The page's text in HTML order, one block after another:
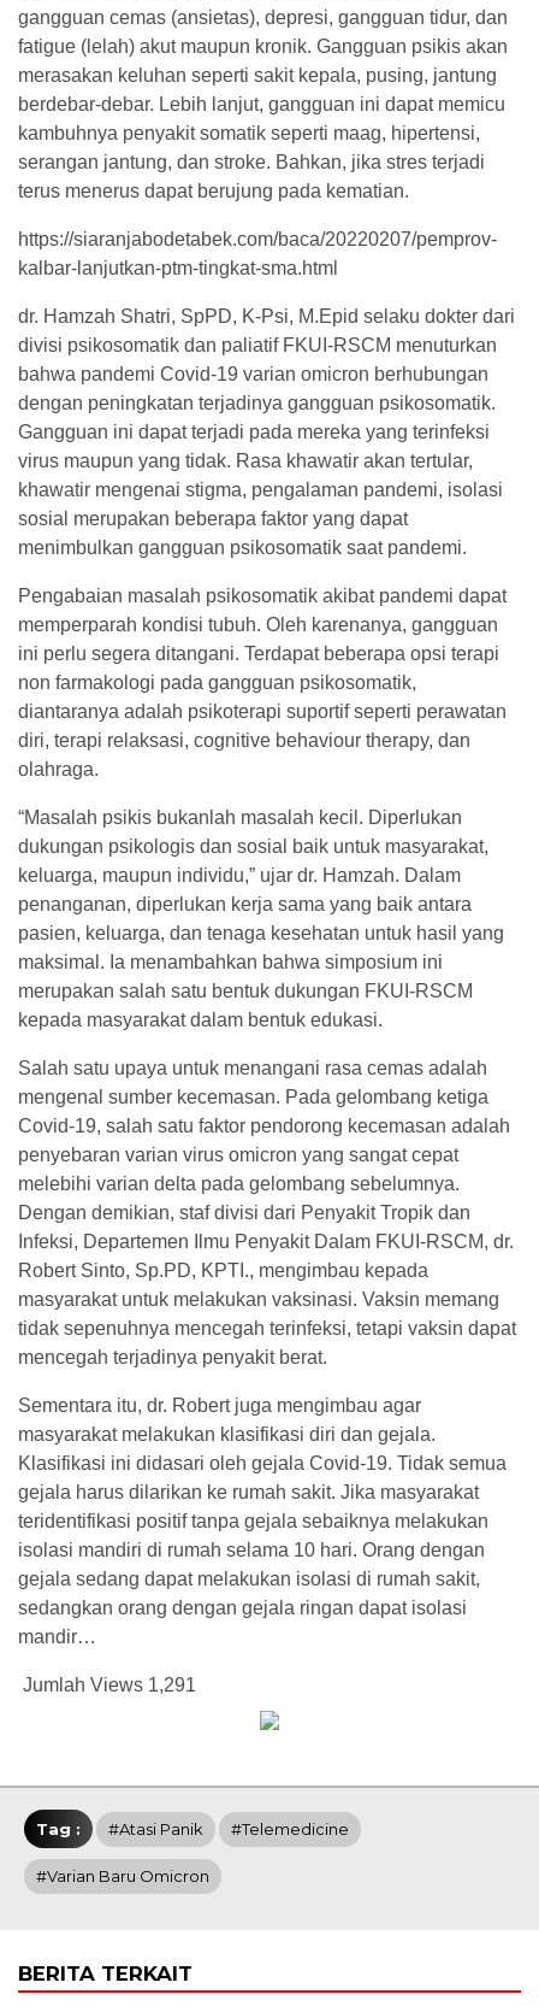
gangguan cemas (ansietas), depresi, gangguan tidur, dan
fatigue (lelah) akut maupun kronik. Gangguan psikis akan
merasakan keluhan seperti sakit kepala, pusing, jantung
berdebar-debar. Lebih lanjut, gangguan ini dapat memicu
kambuhnya penyakit somatik seperti maag, hipertensi,
serangan jantung, dan stroke. Bahkan, jika stres terjadi
terus menerus dapat berujung pada kematian.
https://siaranjabodetabek.com/baca/20220207/pemprov-
kalbar-lanjutkan-ptm-tingkat-sma.html
dr. Hamzah Shatri, SpPD, K-Psi, M.Epid selaku dokter dari
divisi psikosomatik dan paliatif FKUI-RSCM menuturkan
bahwa pandemi Covid-19 varian omicron berhubungan
dengan peningkatan terjadinya gangguan psikosomatik.
Gangguan ini dapat terjadi pada mereka yang terinfeksi
virus maupun yang tidak. Rasa khawatir akan tertular,
khawatir mengenai stigma, pengalaman pandemi, isolasi
sosial merupakan beberapa faktor yang dapat
menimbulkan gangguan psikosomatik saat pandemi.
Pengabaian masalah psikosomatik akibat pandemi dapat
memperparah kondisi tubuh. Oleh karenanya, gangguan
ini perlu segera ditangani. Terdapat beberapa opsi terapi
non farmakologi pada gangguan psikosomatik,
diantaranya adalah psikoterapi suportif seperti perawatan
diri, terapi relaksasi, cognitive behaviour therapy, dan
olahraga.
“Masalah psikis bukanlah masalah kecil. Diperlukan
dukungan psikologis dan sosial baik untuk masyarakat,
keluarga, maupun individu,” ujar dr. Hamzah. Dalam
penanganan, diperlukan kerja sama yang baik antara
pasien, keluarga, dan tenaga kesehatan untuk hasil yang
maksimal. Ia menambahkan bahwa simposium ini
merupakan salah satu bentuk dukungan FKUI-RSCM
kepada masyarakat dalam bentuk edukasi.
Salah satu upaya untuk menangani rasa cemas adalah
mengenal sumber kecemasan. Pada gelombang ketiga
Covid-19, salah satu faktor pendorong kecemasan adalah
penyebaran varian virus omicron yang sangat cepat
melebihi varian delta pada gelombang sebelumnya.
Dengan demikian, staf divisi dari Penyakit Tropik dan
Infeksi, Departemen Ilmu Penyakit Dalam FKUI-RSCM, dr.
Robert Sinto, Sp.PD, KPTI., mengimbau kepada
masyarakat untuk melakukan vaksinasi. Vaksin memang
tidak sepenuhnya mencegah terinfeksi, tetapi vaksin dapat
mencegah terjadinya penyakit berat.
Sementara itu, dr. Robert juga mengimbau agar
masyarakat melakukan klasifikasi diri dan gejala.
Klasifikasi ini didasari oleh gejala Covid-19. Tidak semua
gejala harus dilarikan ke rumah sakit. Jika masyarakat
teridentifikasi positif tanpa gejala sebaiknya melakukan
isolasi mandiri di rumah selama 10 hari. Orang dengan
gejala sedang dapat melakukan isolasi di rumah sakit,
sedangkan orang dengan gejala ringan dapat isolasi
mandir…
Jumlah Views 1,291
Tag : #Atasi Panik #Telemedicine
#Varian Baru Omicron
BERITA TERKAIT